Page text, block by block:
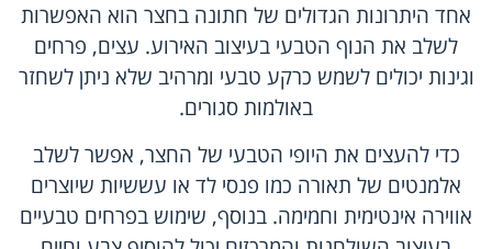
אחד היתרונות הגדולים של חתונה בחצר הוא האפשרות
לשלב את הנוף הטבעי בעיצוב האירוע. עצים, פרחים
וגינות יכולים לשמש כרקע טבעי ומרהיב שלא ניתן לשחזר
באולמות סגורים.
כדי להעצים את היופי הטבעי של החצר, אפשר לשלב
אלמנטים של תאורה כמו פנסי לד או עששיות שיוצרים
אווירה אינטימית וחמימה. בנוסף, שימוש בפרחים טבעיים